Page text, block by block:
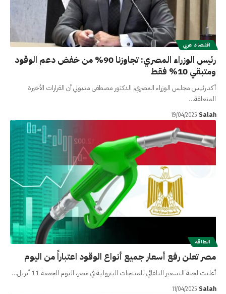
اقتصاد عربي
رئيس الوزراء المصري: تجاوزنا 90% من خفض دعم الوقود
ومتبقي 10% فقط
أكد رئيس مجلس الوزراء المصري، الدكتور مصطفى مدبولي أن القرارات الأخيرة
المتعلقة…
Salah
19/04/2025
الطاقة
مصر تعلن رفع أسعار جميع أنواع الوقود اعتباراً من اليوم
أعلنت لجنة التسعير التلقائي للمنتجات البترولية في مصر، اليوم الجمعة 11 أبريل…
Salah
11/04/2025